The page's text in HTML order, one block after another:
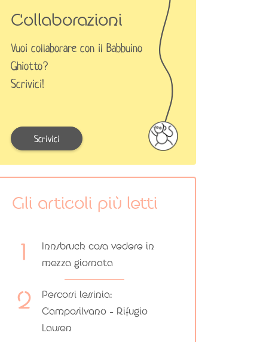
Collaborazioni
Vuoi collaborare con il Babbuino
Ghiotto?
Scrivici!
Scrivici
Gli articoli più letti
Innsbruck cosa vedere in
mezza giornata
Percorsi lessinia:
Camposilvano – Rifugio
Lausen